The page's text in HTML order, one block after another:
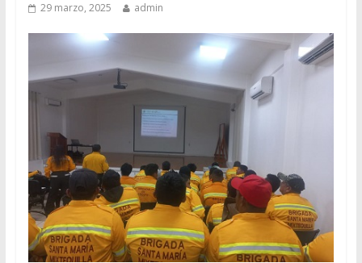
29 marzo, 2025 admin